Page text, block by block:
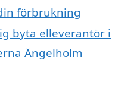
förbrukning
byta elleverantör i
Ängelholm